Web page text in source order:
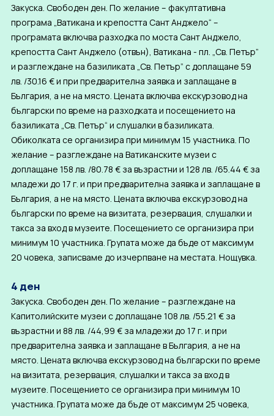
Закуска. Свободен ден. По желание – факултативна
програма „Ватикана и крепостта Сант Анджело“ –
програмата включва разходка по моста Сант Анджело,
крепостта Сант Анджело (отвън), Ватикана - пл. „Св. Петър”
и разглеждане на базиликата „Св. Петър” с доплащане 59
лв. /30.16 € и при предварителна заявка и заплащане в
България, а не на място. Цената включва екскурзовод на
български по време на разходката и посещението на
базиликата „Св. Петър“ и слушалки в базиликата.
Обиколката се организира при минимум 15 участника. По
желание – разглеждане на Ватиканските музеи с
доплащане 158 лв. /80.78 € за възрастни и 128 лв. /65.44 € за
младежи до 17 г. и при предварителна заявка и заплащане в
България, а не на място. Цената включва екскурзовод на
български по време на визитата, резервация, слушалки и
такса за вход в музеите. Посещението се организира при
минимум 10 участника. Групата може да бъде от максимум
20 човека, записваме до изчерпване на местата. Нощувка.
4 ден
Закуска. Свободен ден. По желание – разглеждане на
Капитолийските музеи с доплащане 108 лв. /55.21 € за
възрастни и 88 лв. /44,99 € за младежи до 17 г. и при
предварителна заявка и заплащане в България, а не на
място. Цената включва екскурзовод на български по време
на визитата, резервация, слушалки и такса за вход в
музеите. Посещението се организира при минимум 10
участника. Групата може да бъде от максимум 25 човека,